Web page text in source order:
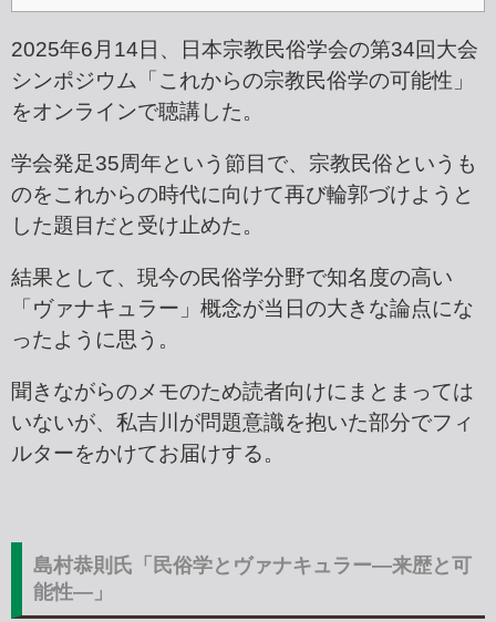
2025年6月14日、日本宗教民俗学会の第34回大会
シンポジウム「これからの宗教民俗学の可能性」
をオンラインで聴講した。
学会発足35周年という節目で、宗教民俗というも
のをこれからの時代に向けて再び輪郭づけようと
した題目だと受け止めた。
結果として、現今の民俗学分野で知名度の高い
「ヴァナキュラー」概念が当日の大きな論点にな
ったように思う。
聞きながらのメモのため読者向けにまとまっては
いないが、私吉川が問題意識を抱いた部分でフィ
ルターをかけてお届けする。
島村恭則氏「民俗学とヴァナキュラー―来歴と可
能性―」